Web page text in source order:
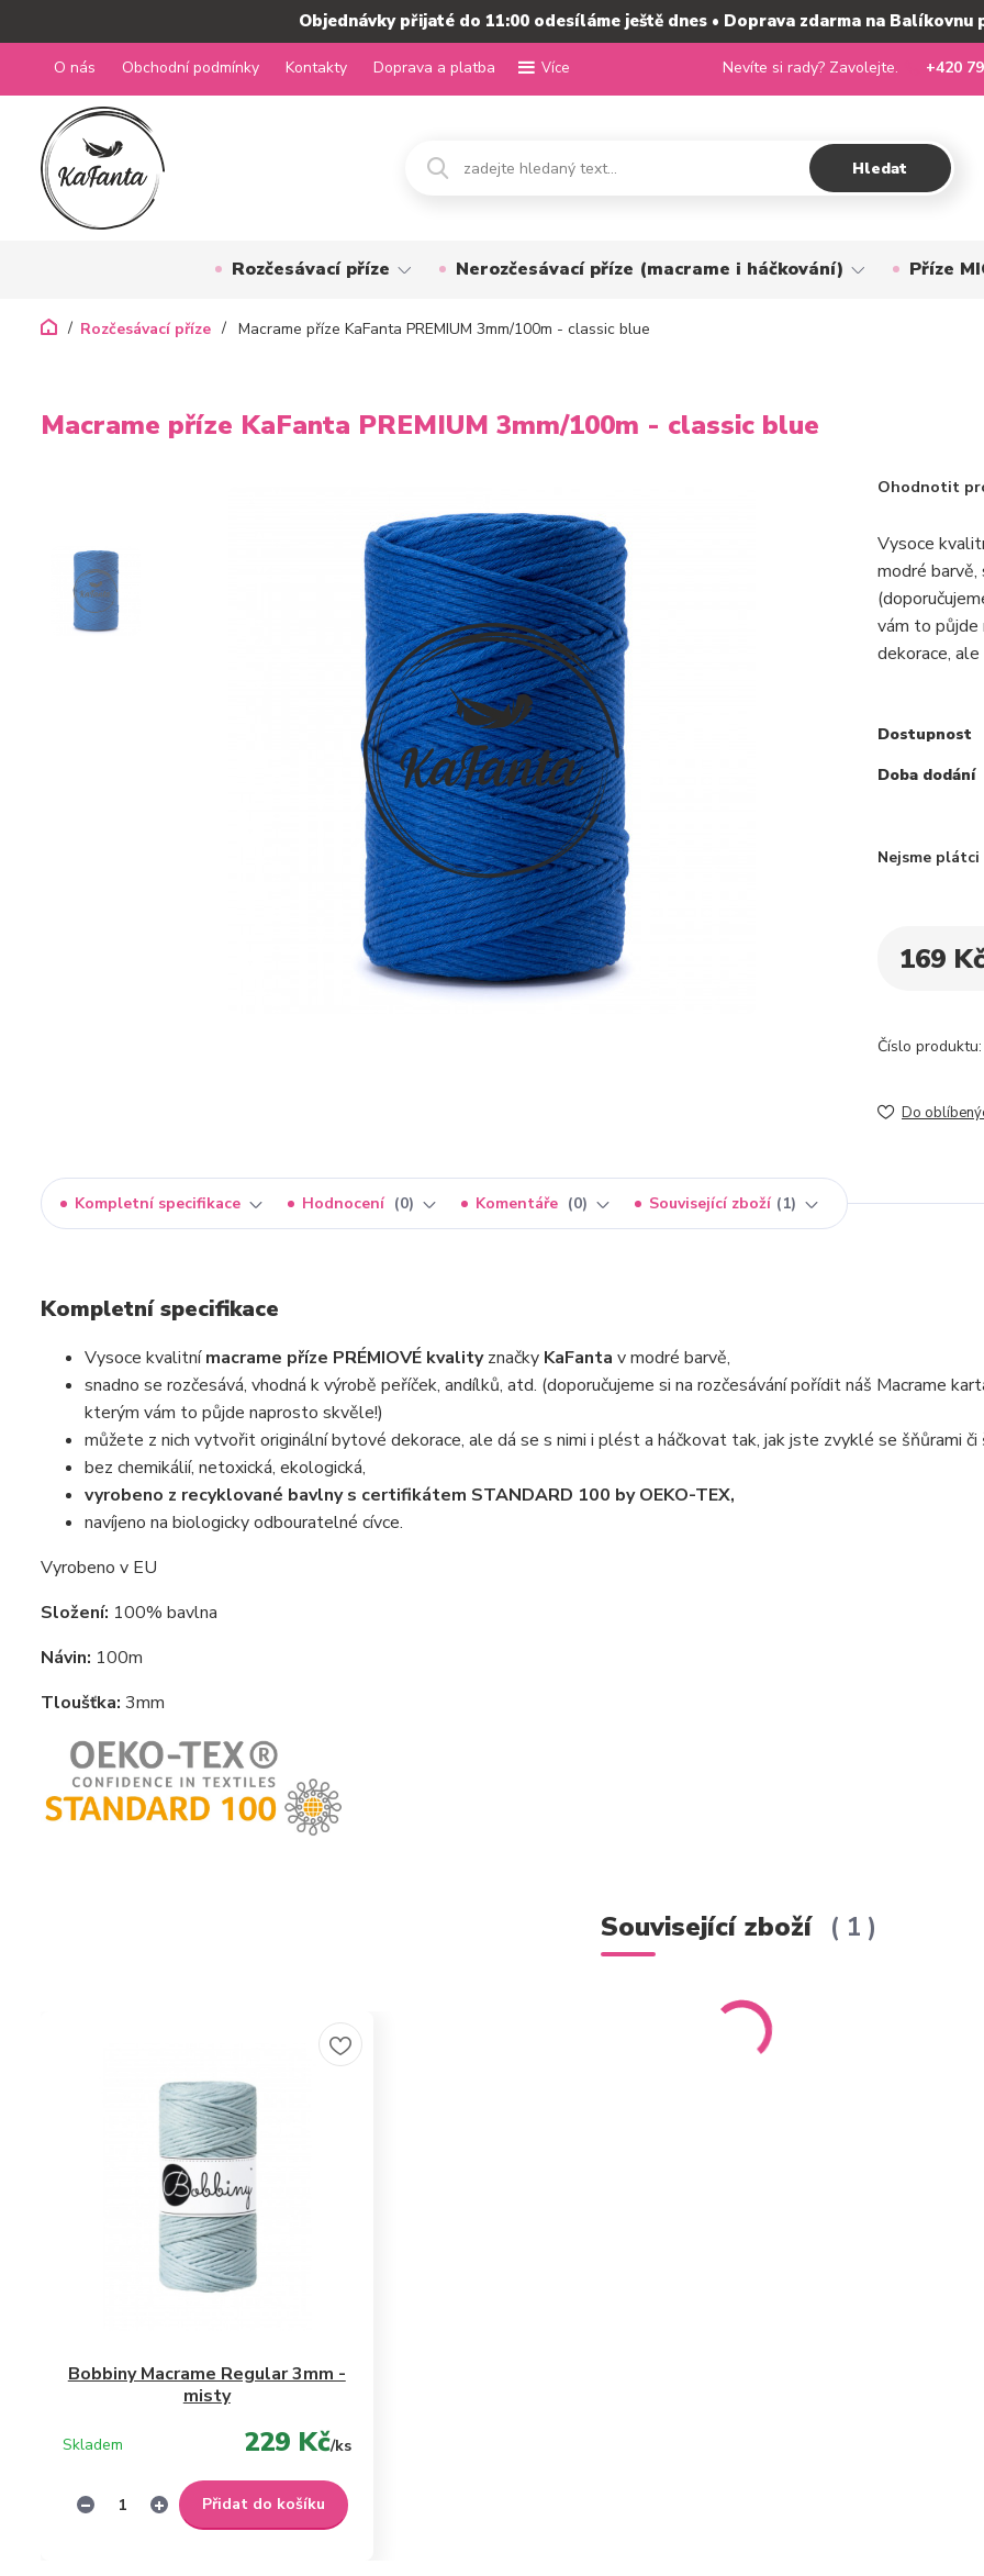
Objednávky přijaté do 11:00 odesíláme ještě dnes • Doprava zdarma na Balíkovnu
O nás Obchodní podmínky Kontakty Doprava a platba Více
Hledat
Nevíte si rady? Zavolejte. +420
Rozčesávací příze Nerozčesávací příze (macrame i háčkování) Příze
Rozčesávací příze Macrame příze KaFanta PREMIUM 3mm/100m - classic blue
Macrame příze KaFanta PREMIUM 3mm/100m - classic blue
Ohodnotit
Vysoce
modré barvě,
vám to
dekorace,
Dostupnost
Doba dodání
Nejsme plátci
169
Číslo produktu:
Do
Kompletní specifikace Hodnocení 0 Komentáře 0 Související zboží 1
Kompletní specifikace
Vysoce kvalitnímacrame příze PRÉMIOVÉ kvalityznačky KaFanta v modré barvě,
snadno se rozčesává, vhodná k výrobě peříček, andílků, atd. (doporučujeme si na rozčesávání pořídit náš Macrame
kterým vám to půjde naprosto skvěle!)
můžete z nich vytvořit originální bytové dekorace, ale dá se s nimi i plést a háčkovat tak, jak jste zvyklé se šňůrami či
bez chemikálií, netoxická, ekologická,
vyrobeno z recyklované bavlny s certifikátem STANDARD 100 by OEKO-TEX,
navíjeno na biologicky odbouratelné cívce.
Vyrobeno v EU
Složení: 100% bavlna
Návin: 100m
Tloušťka: 3mm
Související zboží 1
Bobbiny Macrame Regular 3mm -
misty
229 Kč/ks
Skladem
Přidat do košíku